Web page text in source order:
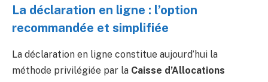
La déclaration en ligne : l’option
recommandée et simplifiée
La déclaration en ligne constitue aujourd’hui la
méthode privilégiée par la Caisse d’Allocations